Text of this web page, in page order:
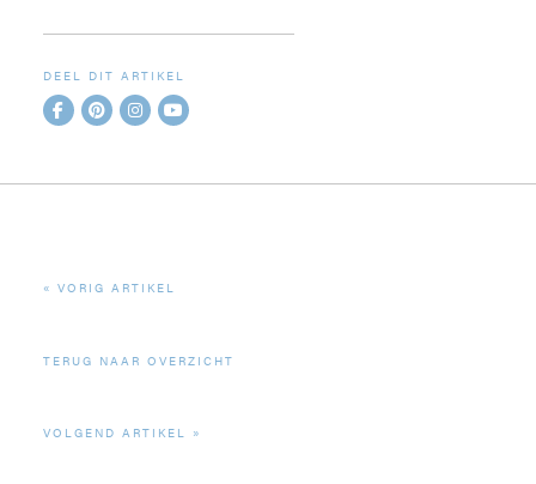
DEEL DIT ARTIKEL
VORIG ARTIKEL
TERUG NAAR OVERZICHT
VOLGEND ARTIKEL